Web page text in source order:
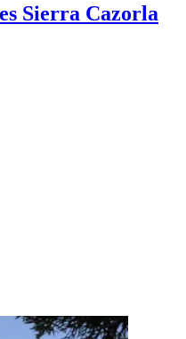
Sierra Cazorla